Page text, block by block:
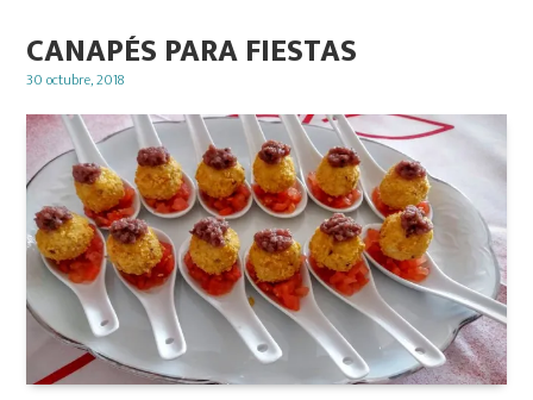
CANAPÉS PARA FIESTAS
Posted
30 octubre, 2018